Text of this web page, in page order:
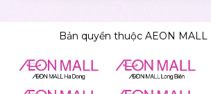
Bản quyền thuộc AEON MALL